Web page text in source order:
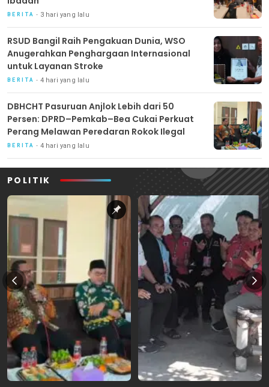
BERITA 3 hari yang lalu
RSUD Bangil Raih Pengakuan Dunia, WSO
Anugerahkan Penghargaan Internasional
untuk Layanan Stroke
BERITA 4 hari yang lalu
DBHCHT Pasuruan Anjlok Lebih dari 50
Persen: DPRD–Pemkab–Bea Cukai Perkuat
Perang Melawan Peredaran Rokok Ilegal
BERITA 4 hari yang lalu
POLITIK